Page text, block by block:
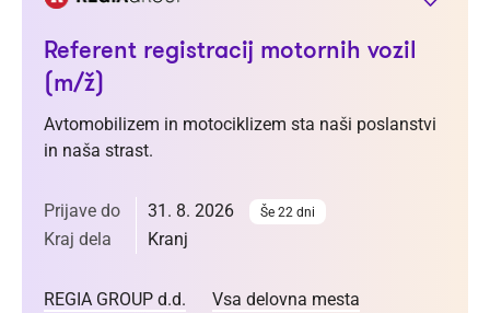
Referent registracij motornih vozil
(m/ž)
Avtomobilizem in motociklizem sta naši poslanstvi
in naša strast.
Prijave do 31. 8. 2026 Še 22 dni
Kraj dela Kranj
REGIA GROUP d.d. Vsa delovna mesta